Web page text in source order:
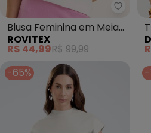
Blusa Feminina em Meia
Malha (Bege)
ROVITEX
R$ 44,99R$ 99,99
-65%
-